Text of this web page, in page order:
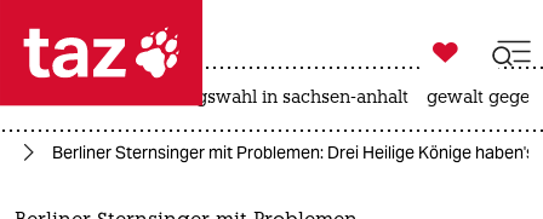
 taz zahl ich
taz zahl ich

taz zahl ich
landtagswahl in sachsen-anhalt gewalt
Berliner Sternsinger mit Problemen: Drei Heilige Könige